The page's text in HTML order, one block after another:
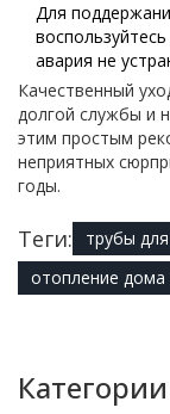
Для
авария не
Качественный
долгой службы и
этим простым
неприятных
годы.
Теги: трубы
отопление дома
Категории